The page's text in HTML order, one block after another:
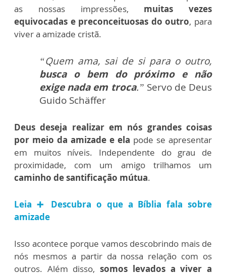
as nossas impressões, muitas vezes
equivocadas e preconceituosas do outro, para
viver a amizade cristã.
“Quem ama, sai de si para o outro,
busca o bem do próximo e não
exige nada em troca.” Servo de Deus
Guido Schäffer
Deus deseja realizar em nós grandes coisas
por meio da amizade e ela pode se apresentar
em muitos níveis. Independente do grau de
proximidade, com um amigo trilhamos um
caminho de santificação mútua.
Leia ➕ Descubra o que a Bíblia fala sobre
amizade
Isso acontece porque vamos descobrindo mais de
nós mesmos a partir da nossa relação com os
outros. Além disso,somos levados a viver a